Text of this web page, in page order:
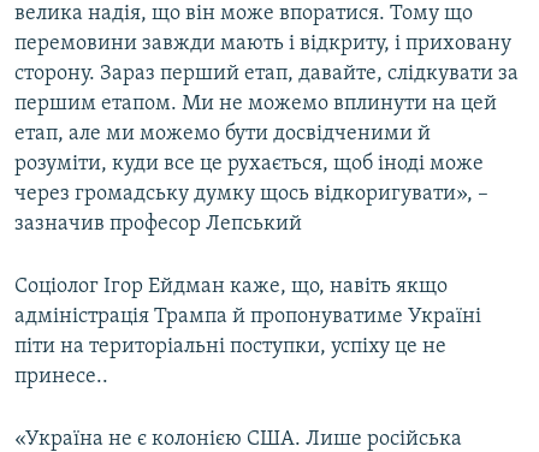
велика надія, що він може впоратися. Тому що
перемовини завжди мають і відкриту, і приховану
сторону. Зараз перший етап, давайте, слідкувати за
першим етапом. Ми не можемо вплинути на цей
етап, але ми можемо бути досвідченими й
розуміти, куди все це рухається, щоб іноді може
через громадську думку щось відкоригувати», –
зазначив професор Лепський
Соціолог Ігор Ейдман каже, що, навіть якщо
адміністрація Трампа й пропонуватиме Україні
піти на територіальні поступки, успіху це не
принесе..
«Україна не є колонією США. Лише російська